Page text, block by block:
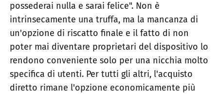
possederai nulla e sarai felice". Non è
intrinsecamente una truffa, ma la mancanza di
un'opzione di riscatto finale e il fatto di non
poter mai diventare proprietari del dispositivo lo
rendono conveniente solo per una nicchia molto
specifica di utenti. Per tutti gli altri, l'acquisto
diretto rimane l'opzione economicamente più